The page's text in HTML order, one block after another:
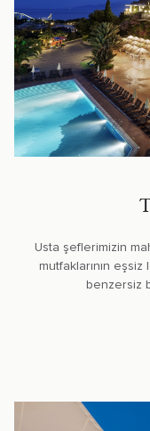
Usta şeflerimizin
mutfaklarının
benzersiz